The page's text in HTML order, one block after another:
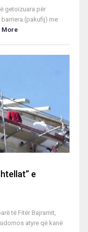
getoizuara për
(pakufij) me
More
e
të Fitër Bajramit,
atyre që kanë